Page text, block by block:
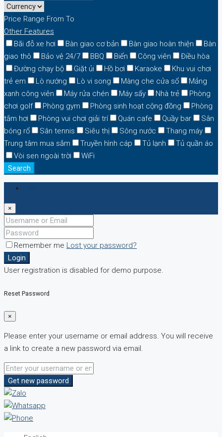
Price Range From To
Other Features
Bãi đỗ xe hơi
Bàn giao cơ bản Bàn giao hoàn thiện
Bàn
giao thô
Bảo vệ 24/7 BBQ Biển Công viên
Điều hòa
Đường chạy bộ
Giặt ủi Hồ bơi Karaoke
Khu vui chơi
trẻ em
Lò nướng Lò vi song Màng che cửa sổ
Mảng
xanh công viên
Máy rửa chén Máy sấy Nhà trẻ
Phòng
chơi golf
Phòng gym Phòng sinh hoạt cộng đồng
Phòng
tắm hơi
Phòng vui chơi giải trí Quán cafe Quầy bar
Sân
bóng rổ
Sân tennis Siêu thị Sông nước
Thang máy
Trung tâm mua sắm
Truyền hình cáp Tủ lạnh
Tủ quần áo
Vòi sen ngoài trời
WiFi
Search
×
Remember me Lost your password?
Login
User registration is disabled for demo purpose.
Reset Password
×
Please enter your username or email address. You will receive
a link to create a new password via email.
Get new password